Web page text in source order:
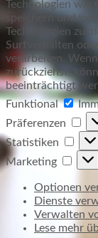
Technologien wie
speichern und/
Technologien
Surfverhalten
verarbeiten.
zurückziehst,
beeinträchtigt
Funktional
Präferenzen
Statistiken
Marketing
Optionen
Dienste
Verwalten
Lese mehr